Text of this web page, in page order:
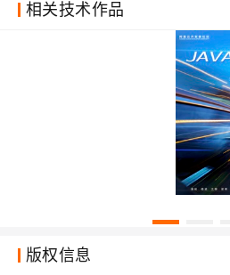
相关技术作品
版权信息